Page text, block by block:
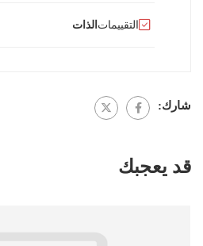
التقييمات الذات
شارك:
قد يعجبك